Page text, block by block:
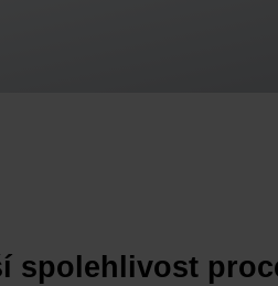
spolehlivost